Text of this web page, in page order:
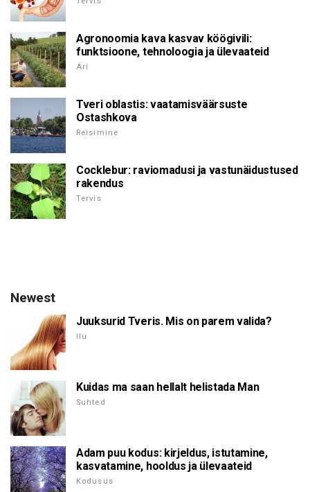
Agronoomia kava kasvav köögivili:
funktsioone, tehnoloogia ja ülevaateid
Äri
Tveri oblastis: vaatamisväärsuste
Ostashkova
Reisimine
Cocklebur: raviomadusi ja vastunäidustused
rakendus
Tervis
Newest
Juuksurid Tveris. Mis on parem valida?
Ilu
Kuidas ma saan hellalt helistada Man
Suhted
Adam puu kodus: kirjeldus, istutamine,
kasvatamine, hooldus ja ülevaateid
Kodusus